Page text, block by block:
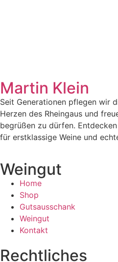
Martin Klein
Seit Generationen pflegen wir
Herzen des Rheingaus und
begrüßen zu dürfen.
für erstklassige Weine und
Weingut
Home
Shop
Gutsausschank
Weingut
Kontakt
Rechtliches